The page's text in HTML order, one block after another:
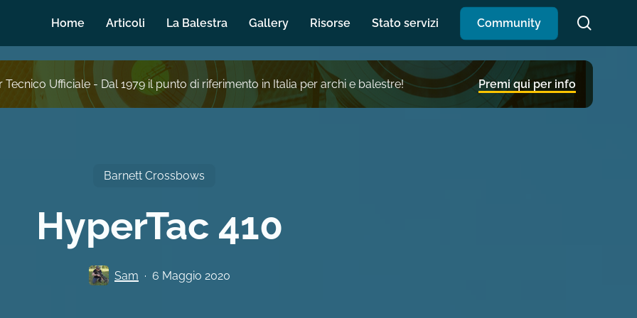
Home Articoli La Balestra Gallery Risorse Stato servizi Community
Tecnico Ufficiale - Dal 1979 il punto di riferimento in Italia per archi e balestre! Premi qui per info
Barnett Crossbows
HyperTac 410
Sam 6 Maggio 2020